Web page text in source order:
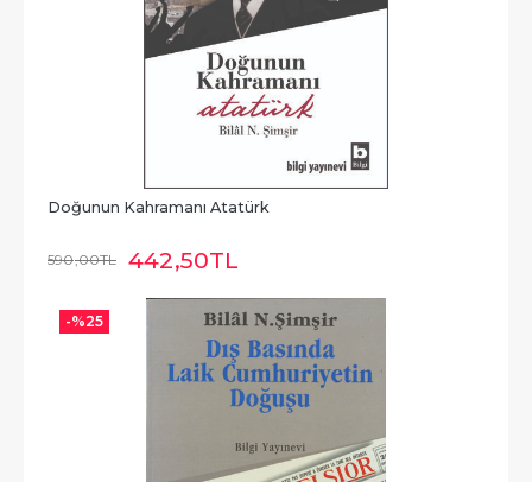
Doğunun Kahramanı Atatürk
590,00TL 442,50TL
-%25